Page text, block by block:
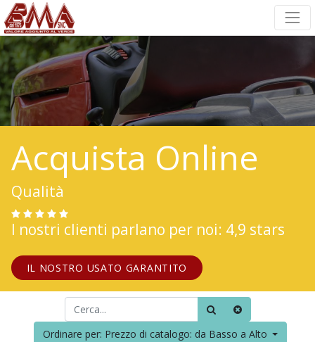
Acquista Online
Qualità
I nostri clienti parlano per noi: 4,9 stars
IL NOSTRO USATO GARANTITO
Ordinare per: Prezzo di catalogo: da Basso a Alto